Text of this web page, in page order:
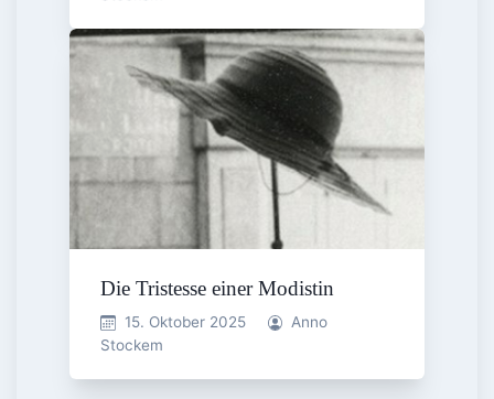
Die Tristesse einer Modistin
15. Oktober 2025
Anno
Stockem